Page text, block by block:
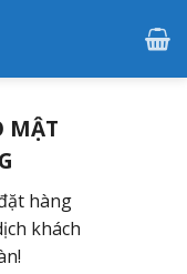
MẬT
hàng
khách